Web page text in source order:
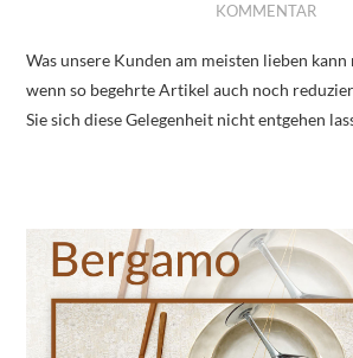
DATENSCHUTZERKLÄRUNG
KOMMENTAR
Was unsere Kunden am meisten lieben
wenn so begehrte Artikel auch noch
Sie sich diese Gelegenheit nicht entgehen